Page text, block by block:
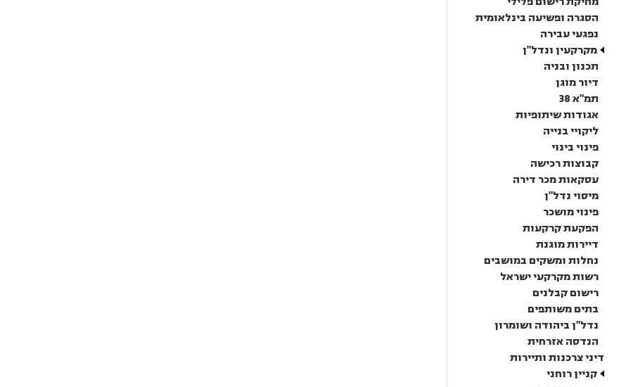
הסגרה ופשיעה בינלאומית
נפגעי עבירה
מקרקעין ונדל"ן
תכנון ובניה
דיור מוגן
תמ"א 38
אגודות שיתופיות
ליקויי בנייה
פינוי בינוי
קבוצות רכישה
עסקאות מכר דירה
מיסוי נדל"ן
פינוי מושכר
הפקעת קרקעות
דיירות מוגנת
נחלות ומשקים במושבים
רשות מקרקעי ישראל
רישום קבלנים
בתים משותפים
נדל"ן ביהודה ושומרון
הנדסה אזרחית
דיני צרכנות ותיירות
קניין רוחני